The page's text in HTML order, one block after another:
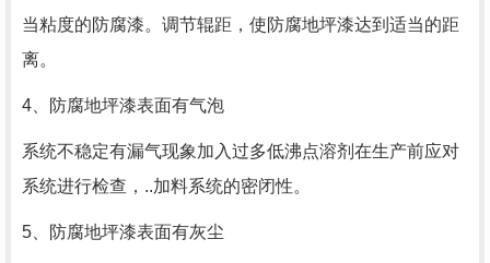
当粘度的防腐漆。调节辊距，使防腐地坪漆达到适当的距
离。
4、防腐地坪漆表面有气泡
系统不稳定有漏气现象加入过多低沸点溶剂在生产前应对
系统进行检查，..加料系统的密闭性。
5、防腐地坪漆表面有灰尘